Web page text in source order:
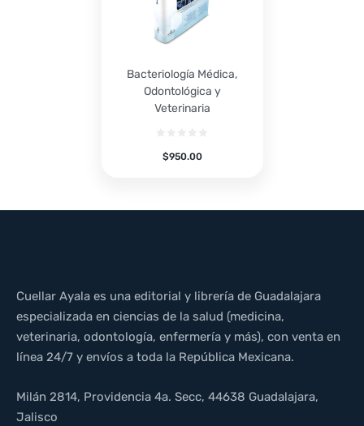
Bacteriología Médica,
Odontológica y
Veterinaria
$950.00
Cuellar Ayala es una editorial y librería de Guadalajara
especializada en ciencias de la salud (medicina,
veterinaria, odontología, enfermería y más), con venta en
línea 24/7 y envíos a toda la República Mexicana.
Milán 2814, Providencia 4a. Secc, 44638 Guadalajara,
Jalisco